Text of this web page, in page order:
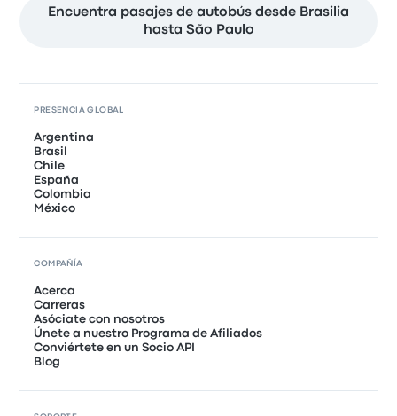
Encuentra pasajes de autobús desde Brasilia
hasta São Paulo
PRESENCIA GLOBAL
Argentina
Brasil
Chile
España
Colombia
México
COMPAÑÍA
Acerca
Carreras
Asóciate con nosotros
Únete a nuestro Programa de Afiliados
Conviértete en un Socio API
Blog